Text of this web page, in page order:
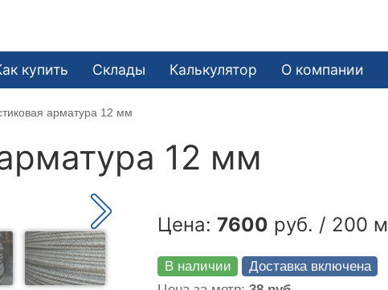
купить Склады Калькулятор О компании
арматура 12 мм
12 мм
Цена: 7600 руб. / 200 м
В наличии
Доставка включена